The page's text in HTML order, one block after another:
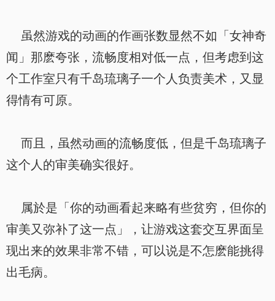
虽然游戏的动画的作画张数显然不如「女神奇
闻」那麽夸张，流畅度相对低一点，但考虑到这
个工作室只有千岛琉璃子一个人负责美术，又显
得情有可原。
而且，虽然动画的流畅度低，但是千岛琉璃子
这个人的审美确实很好。
属於是「你的动画看起来略有些贫穷，但你的
审美又弥补了这一点」，让游戏这套交互界面呈
现出来的效果非常不错，可以说是不怎麽能挑得
出毛病。